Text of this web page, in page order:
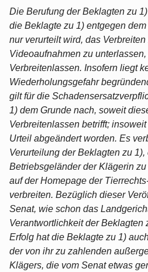
Die Berufung der Beklagten zu
die Beklagte zu 1) entgegen
nur verurteilt wird, das
Videoaufnahmen zu
Verbreitenlassen. Insofern liegt
Wiederholungsgefahr
gilt für die
1) dem Grunde nach, soweit
Verbreitenlassen betrifft;
Urteil abgeändert worden. Es
Verurteilung der Beklagten zu
Betriebsgeländer der Klägerin
auf der Homepage der
verbreiten. Bezüglich dieser
Senat, wie schon das
Verantwortlichkeit der Beklagten
Erfolg hat die Beklagte zu 1)
der von ihr zu zahlenden
Klägers, die vom Senat etwas